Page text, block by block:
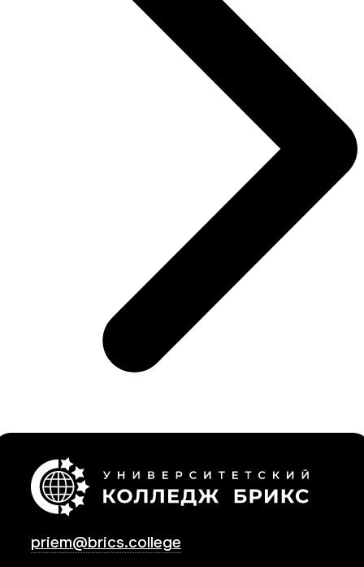
priem@brics.college